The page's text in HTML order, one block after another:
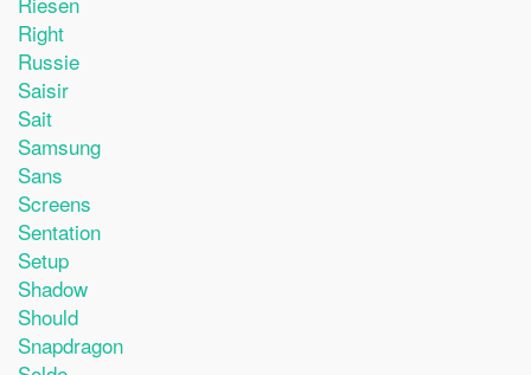
Right
Russie
Saisir
Sait
Samsung
Sans
Screens
Sentation
Setup
Shadow
Should
Snapdragon